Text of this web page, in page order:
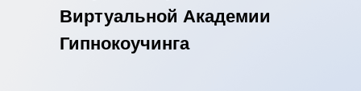
Виртуальной Академии
Гипнокоучинга